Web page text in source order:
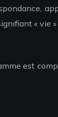
« vie
est